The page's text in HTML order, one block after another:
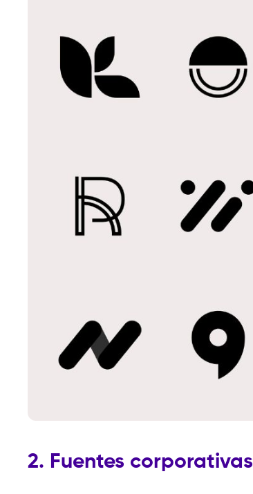
2. Fuentes corporativas